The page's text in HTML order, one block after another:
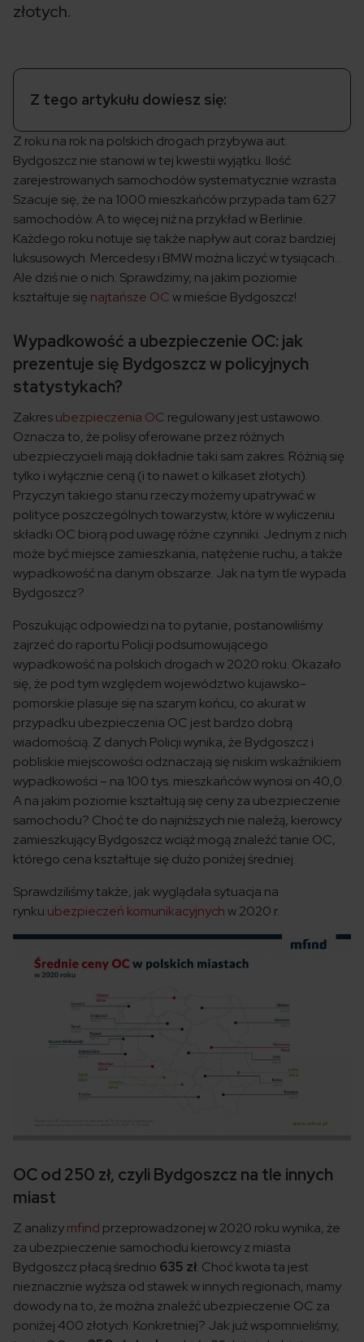
złotych.
Z tego artykułu dowiesz się:
Z roku na rok na polskich drogach przybywa aut.
Bydgoszcz nie stanowi w tej kwestii wyjątku. Ilość
zarejestrowanych samochodów systematycznie wzrasta.
Szacuje się, że na 1000 mieszkańców przypada tam 627
samochodów. A to więcej niż na przykład w Berlinie.
Każdego roku notuje się także napływ aut coraz bardziej
luksusowych. Mercedesy i BMW można liczyć w tysiącach…
Ale dziś nie o nich. Sprawdzimy, na jakim poziomie
kształtuje się najtańsze OCw mieście Bydgoszcz!
Wypadkowość a ubezpieczenie OC: jak
prezentuje się Bydgoszcz w policyjnych
statystykach?
Zakresubezpieczenia OC regulowany jest ustawowo.
Oznacza to, że polisy oferowane przez różnych
ubezpieczycieli mają dokładnie taki sam zakres. Różnią się
tylko i wyłącznie ceną (i to nawet o kilkaset złotych).
Przyczyn takiego stanu rzeczy możemy upatrywać w
polityce poszczególnych towarzystw, które w wyliczeniu
składki OC biorą pod uwagę różne czynniki. Jednym z nich
może być miejsce zamieszkania, natężenie ruchu, a także
wypadkowość na danym obszarze. Jak na tym tle wypada
Bydgoszcz?
Poszukując odpowiedzi na to pytanie, postanowiliśmy
zajrzeć do raportu Policji podsumowującego
wypadkowość na polskich drogach w 2020 roku. Okazało
się, że pod tym względem województwo kujawsko-
pomorskie plasuje się na szarym końcu, co akurat w
przypadku ubezpieczenia OC jest bardzo dobrą
wiadomością. Z danych Policji wynika, że Bydgoszcz i
pobliskie miejscowości odznaczają się niskim wskaźnikiem
wypadkowości – na 100 tys. mieszkańców wynosi on 40,0.
A na jakim poziomie kształtują się ceny za ubezpieczenie
samochodu? Choć te do najniższych nie należą, kierowcy
zamieszkujący Bydgoszcz wciąż mogą znaleźć tanie OC,
którego cena kształtuje się dużo poniżej średniej.
Sprawdziliśmy także, jak wyglądała sytuacja na
rynku ubezpieczeń komunikacyjnychw 2020 r.
OC od 250 zł, czyli Bydgoszcz na tle innych
miast
Z analizymfind przeprowadzonej w 2020 roku wynika, że
za ubezpieczenie samochodu kierowcy z miasta
Bydgoszcz płacą średnio 635 zł. Choć kwota ta jest
nieznacznie wyższa od stawek w innych regionach, mamy
dowody na to, że można znaleźć ubezpieczenie OC za
poniżej 400 złotych. Konkretniej? Jak już wspomnieliśmy,